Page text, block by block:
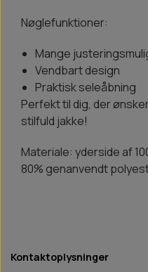
Nøglefunktioner:
Mange
Vendbart design
Praktisk seleåbning
Perfekt til dig, der
stilfuld jakke!
Materiale: yderside af
80% genanvendt
Kontaktoplysninger